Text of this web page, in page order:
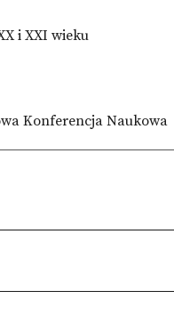
i XXI wieku
Konferencja Naukowa